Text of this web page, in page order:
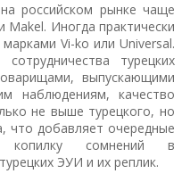
российском рынке чаще
Makel. Иногда практически
Vi-ko или Universal.
турецких
выпускающими
наблюдениям, качество
не выше турецкого, но
что добавляет очередные
сомнений в
ЭУИ и их реплик.